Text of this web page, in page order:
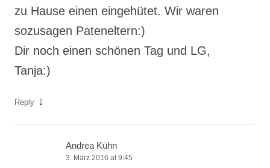
zu Hause einen eingehütet. Wir waren
sozusagen Pateneltern:)
Dir noch einen schönen Tag und LG,
Tanja:)
Reply ↓
Andrea Kühn
3. März 2016 at 9:45